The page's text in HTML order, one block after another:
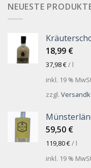
NEUESTE
18,99 €
37,98€/ l
inkl. 19 %
zzgl.
59,50 €
119,80€/ l
inkl. 19 %